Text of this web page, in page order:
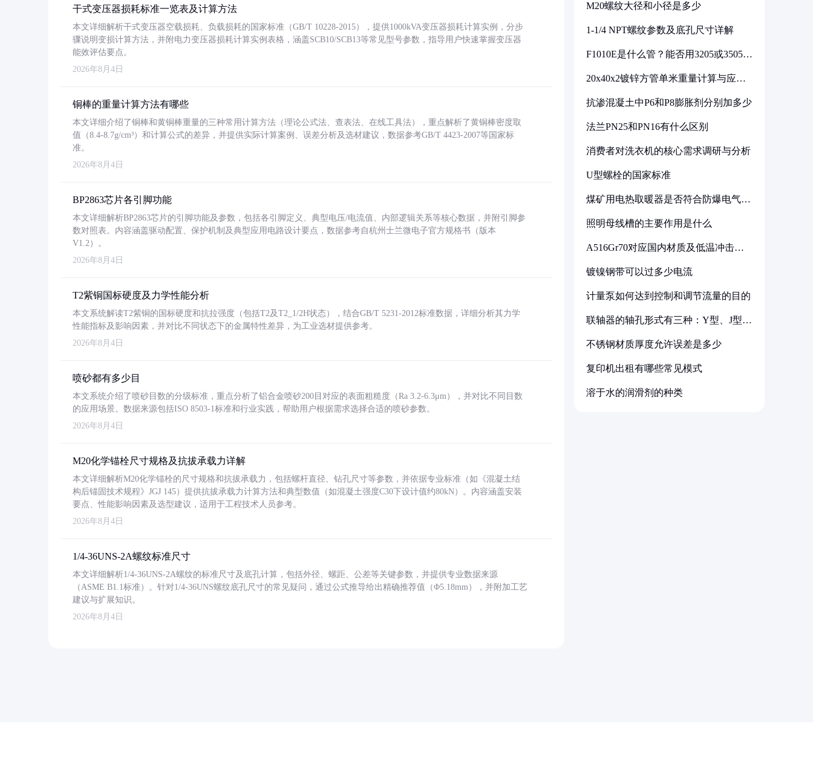
干式变压器损耗标准一览表及计算方法
本文详细解析干式变压器空载损耗、负载损耗的国家标准（GB/T 10228-2015），提供1000kVA变压器损耗计算实例，分步
骤说明变损计算方法，并附电力变压器损耗计算实例表格，涵盖SCB10/SCB13等常见型号参数，指导用户快速掌握变压器
能效评估要点。
2026年8月4日
铜棒的重量计算方法有哪些
本文详细介绍了铜棒和黄铜棒重量的三种常用计算方法（理论公式法、查表法、在线工具法），重点解析了黄铜棒密度取
值（8.4-8.7g/cm³）和计算公式的差异，并提供实际计算案例、误差分析及选材建议，数据参考GB/T 4423-2007等国家标
准。
2026年8月4日
BP2863芯片各引脚功能
本文详细解析BP2863芯片的引脚功能及参数，包括各引脚定义、典型电压/电流值、内部逻辑关系等核心数据，并附引脚参
数对照表。内容涵盖驱动配置、保护机制及典型应用电路设计要点，数据参考自杭州士兰微电子官方规格书（版本
V1.2）。
2026年8月4日
T2紫铜国标硬度及力学性能分析
本文系统解读T2紫铜的国标硬度和抗拉强度（包括T2及T2_1/2H状态），结合GB/T 5231-2012标准数据，详细分析其力学
性能指标及影响因素，并对比不同状态下的金属特性差异，为工业选材提供参考。
2026年8月4日
喷砂都有多少目
本文系统介绍了喷砂目数的分级标准，重点分析了铝合金喷砂200目对应的表面粗糙度（Ra 3.2-6.3μm），并对比不同目数
的应用场景。数据来源包括ISO 8503-1标准和行业实践，帮助用户根据需求选择合适的喷砂参数。
2026年8月4日
M20化学锚栓尺寸规格及抗拔承载力详解
本文详细解析M20化学锚栓的尺寸规格和抗拔承载力，包括螺杆直径、钻孔尺寸等参数，并依据专业标准（如《混凝土结
构后锚固技术规程》JGJ 145）提供抗拔承载力计算方法和典型数值（如混凝土强度C30下设计值约80kN）。内容涵盖安装
要点、性能影响因素及选型建议，适用于工程技术人员参考。
2026年8月4日
1/4-36UNS-2A螺纹标准尺寸
本文详细解析1/4-36UNS-2A螺纹的标准尺寸及底孔计算，包括外径、螺距、公差等关键参数，并提供专业数据来源
（ASME B1.1标准）。针对1/4-36UNS螺纹底孔尺寸的常见疑问，通过公式推导给出精确推荐值（Φ5.18mm），并附加工艺
建议与扩展知识。
2026年8月4日
M20螺纹大径和小径是多少
1-1/4 NPT螺纹参数及底孔尺寸详解
F1010E是什么管？能否用3205或3505代
20x40x2镀锌方管单米重量计算与应用
抗渗混凝土中P6和P8膨胀剂分别加多少
法兰PN25和PN16有什么区别
消费者对洗衣机的核心需求调研与分析
U型螺栓的国家标准
煤矿用电热取暖器是否符合防爆电气设
照明母线槽的主要作用是什么
A516Gr70对应国内材质及低温冲击要
镀镍钢带可以过多少电流
计量泵如何达到控制和调节流量的目的
联轴器的轴孔形式有三种：Y型、J型、
不锈钢材质厚度允许误差是多少
复印机出租有哪些常见模式
溶于水的润滑剂的种类